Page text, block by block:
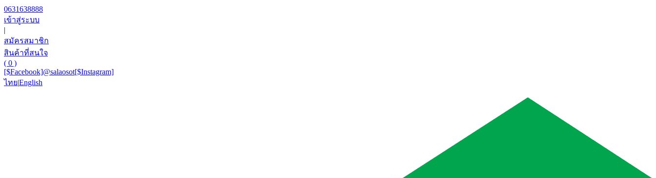
0631638888
เข้าสู่ระบบ
|
สมัครสมาชิก
สินค้าที่สนใจ
( 0 )
[$Facebook]@salaosot[$Instagram]
ไทย|English